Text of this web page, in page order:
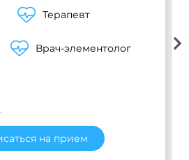
Терапевт
Врач-элементолог
на прием